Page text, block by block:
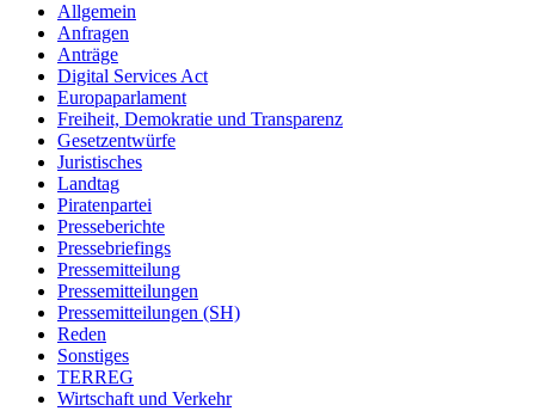
Allgemein
Anfragen
Anträge
Digital Services Act
Europaparlament
Freiheit, Demokratie und Transparenz
Gesetzentwürfe
Juristisches
Landtag
Piratenpartei
Presseberichte
Pressebriefings
Pressemitteilung
Pressemitteilungen
Pressemitteilungen (SH)
Reden
Sonstiges
TERREG
Wirtschaft und Verkehr